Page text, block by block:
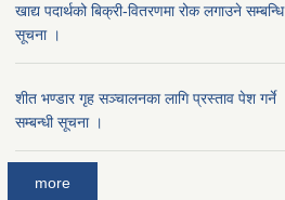
खाद्य पदार्थको बिक्री-वितरणमा रोक लगाउने सम्बन्धि
सूचना ।
शीत भण्डार गृह सञ्चालनका लागि प्रस्ताव पेश गर्ने
सम्बन्धी सूचना ।
more